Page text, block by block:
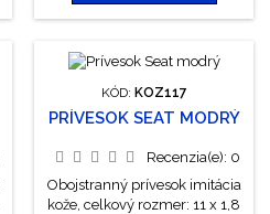
KÓD: KOZ117
PRÍVESOK SEAT MODRÝ
Recenzia(e): 0
Obojstranný prívesok imitácia
kože, celkový rozmer: 11 x 1,8